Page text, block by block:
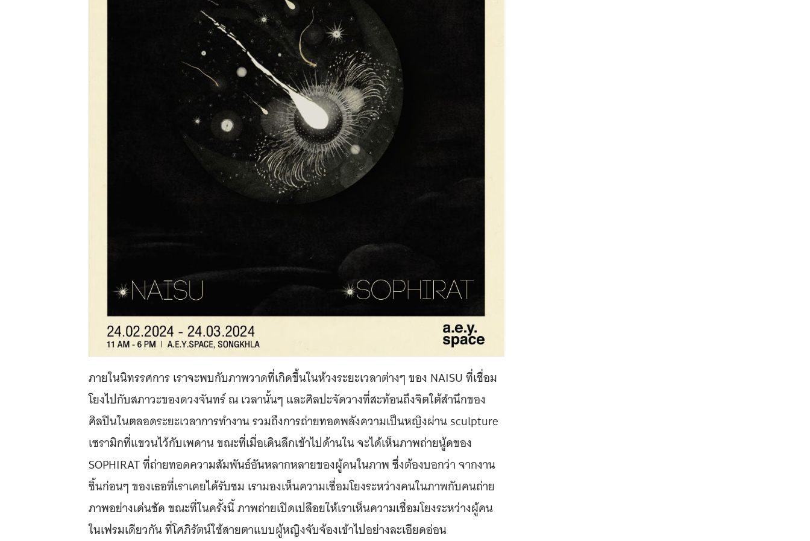
ภายในนิทรรศการ เราจะพบกับภาพวาดที่เกิดขึ้นในห้วงระยะเวลาต่างๆ ของ NAISU ที่เชื่อม
โยงไปกับสภาวะของดวงจันทร์ ณ เวลานั้นๆ และศิลปะจัดวางที่สะท้อนถึงจิตใต้สำนึกของ
ศิลปินในตลอดระยะเวลาการทำงาน รวมถึงการถ่ายทอดพลังความเป็นหญิงผ่าน sculpture
เซรามิกที่แขวนไว้กับเพดาน ขณะที่เมื่อเดินลึกเข้าไปด้านใน จะได้เห็นภาพถ่ายนู้ดของ
SOPHIRAT ที่ถ่ายทอดความสัมพันธ์อันหลากหลายของผู้คนในภาพ ซึ่งต้องบอกว่า จากงาน
ชิ้นก่อนๆ ของเธอที่เราเคยได้รับชม เรามองเห็นความเชื่อมโยงระหว่างคนในภาพกับคนถ่าย
ภาพอย่างเด่นชัด ขณะที่ในครั้งนี้ ภาพถ่ายเปิดเปลือยให้เราเห็นความเชื่อมโยงระหว่างผู้คน
ในเฟรมเดียวกัน ที่โศภิรัตน์ใช้สายตาแบบผู้หญิงจับจ้องเข้าไปอย่างละเอียดอ่อน